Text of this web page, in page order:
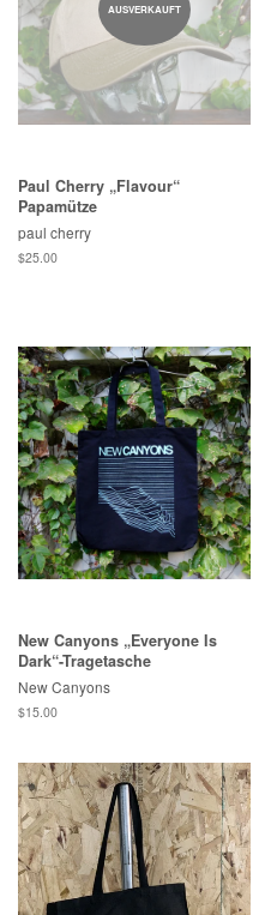
AUSVERKAUFT
Paul Cherry „Flavour“
Papamütze
paul cherry
Normaler
$25.00
New Canyons „Everyone Is
Dark“-Tragetasche
New Canyons
Normaler
$15.00